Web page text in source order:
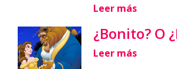
Leer más
¿Bonito? O
Leer más